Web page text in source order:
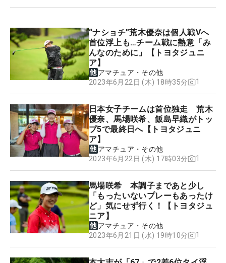
“ナショチ”荒木優奈は個人戦Vへ
首位浮上も…チーム戦に熱意「み
んなのために」【トヨタジュニ
ア】
アマチュア・その他
2023年6月22日 (木) 18時35分
1
日本女子チームは首位独走 荒木
優奈、馬場咲希、飯島早織がトッ
プ5で最終日へ【トヨタジュニ
ア】
アマチュア・その他
2023年6月22日 (木) 17時03分
1
馬場咲希 本調子まであと少し
「もったいないプレーもあったけ
ど」気にせず行く！【トヨタジュ
ニア】
アマチュア・その他
2023年6月21日 (水) 19時10分
1